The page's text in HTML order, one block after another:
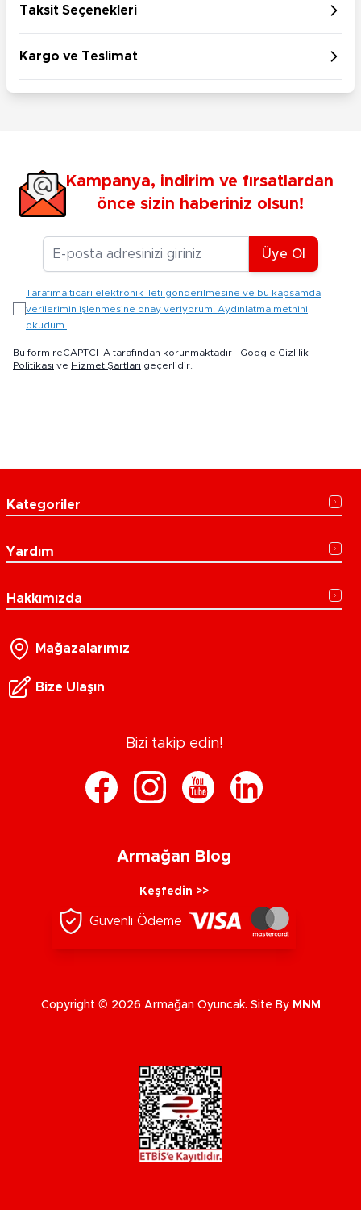
Taksit Seçenekleri
Kargo ve Teslimat
Kampanya, indirim ve fırsatlardan
önce sizin haberiniz olsun!
E-posta Adresiniz
Üye Ol
Tarafıma ticari elektronik ileti gönderilmesine ve bu kapsamda
verilerimin işlenmesine onay veriyorum. Aydınlatma metnini
okudum.
Bu form reCAPTCHA tarafından korunmaktadır - Google Gizlilik
Politikası ve Hizmet Şartları geçerlidir.
Kategoriler
Yardım
Hakkımızda
Mağazalarımız
Bize Ulaşın
Bizi takip edin!
Armağan Blog
Keşfedin >>
Güvenli Ödeme
Copyright © 2026 Armağan Oyuncak. Site By MNM